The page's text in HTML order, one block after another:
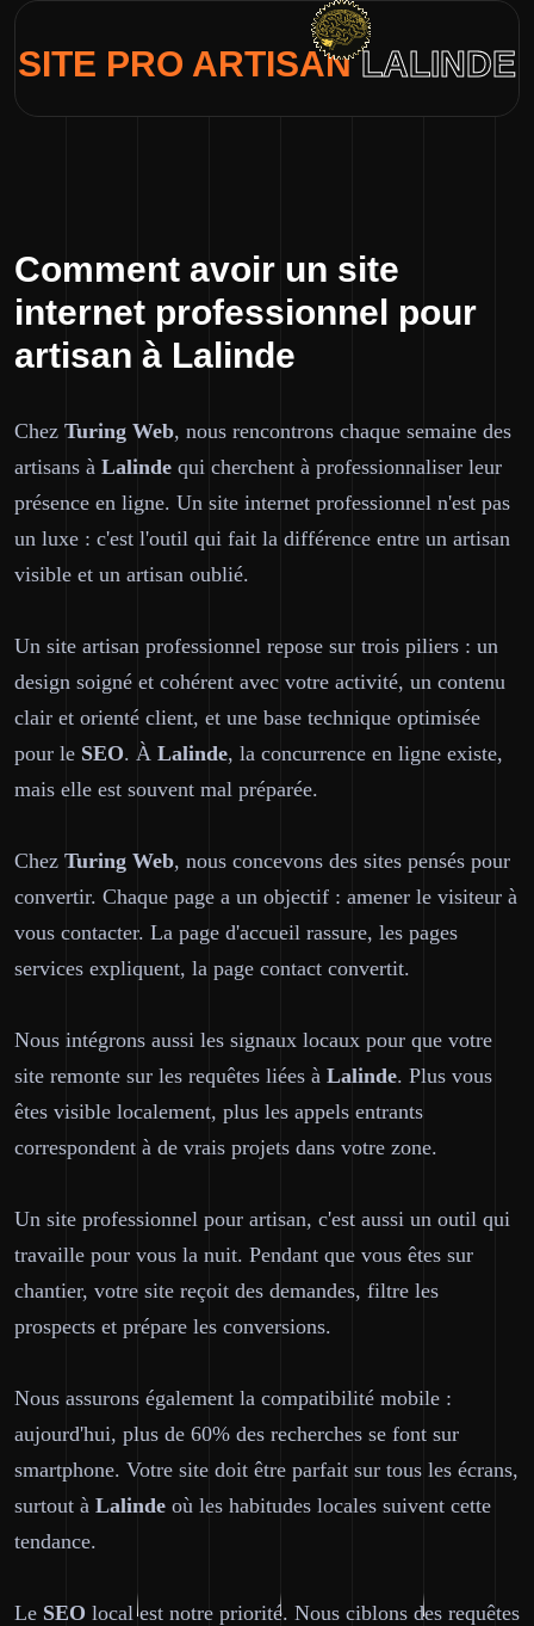
SITE PRO ARTISANLALINDE
Comment avoir un site
internet professionnel pour
artisan à Lalinde
Chez Turing Web, nous rencontrons chaque semaine des
artisans à Lalinde qui cherchent à professionnaliser leur
présence en ligne. Un site internet professionnel n'est pas
un luxe : c'est l'outil qui fait la différence entre un artisan
visible et un artisan oublié.
Un site artisan professionnel repose sur trois piliers : un
design soigné et cohérent avec votre activité, un contenu
clair et orienté client, et une base technique optimisée
pour le SEO. À Lalinde, la concurrence en ligne existe,
mais elle est souvent mal préparée.
Chez Turing Web, nous concevons des sites pensés pour
convertir. Chaque page a un objectif : amener le visiteur à
vous contacter. La page d'accueil rassure, les pages
services expliquent, la page contact convertit.
Nous intégrons aussi les signaux locaux pour que votre
site remonte sur les requêtes liées à Lalinde. Plus vous
êtes visible localement, plus les appels entrants
correspondent à de vrais projets dans votre zone.
Un site professionnel pour artisan, c'est aussi un outil qui
travaille pour vous la nuit. Pendant que vous êtes sur
chantier, votre site reçoit des demandes, filtre les
prospects et prépare les conversions.
Nous assurons également la compatibilité mobile :
aujourd'hui, plus de 60% des recherches se font sur
smartphone. Votre site doit être parfait sur tous les écrans,
surtout à Lalinde où les habitudes locales suivent cette
tendance.
Le SEO local est notre priorité. Nous ciblons des requêtes